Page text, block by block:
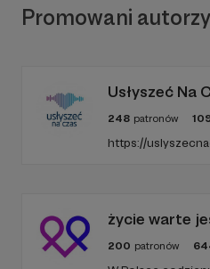
Marta Gieruń–
Naukowej i
Promowani autorzy
Usłyszeć Na
248 patronów
https://
życie warte
200 patronów